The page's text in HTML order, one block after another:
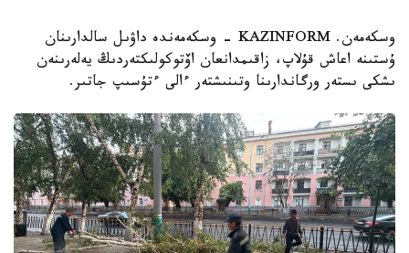
وسكەمەن. KAZINFORM - وسكەمەندە داۋىل سالدارىنان
ۇستىنە اعاش قۇلاپ، زاقىمدانعان اۆتوكولىكتەردىڭ يەلەرىنەن
ىشكى ىستەر ورگاندارىنا وتىنىشتەر ءالى ءتۇسىپ جاتىر.